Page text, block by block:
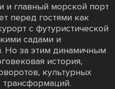
и главный морской порт
перед гостями как
с футуристической
садами и
Но за этим динамичным
история,
культурных
трансформаций.